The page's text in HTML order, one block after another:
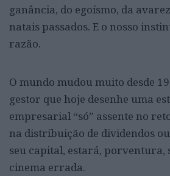
ganância, do egoísmo, da
natais passados. E o nosso
razão.
O mundo mudou muito desde
gestor que hoje desenhe uma
empresarial “só” assente no
na distribuição de dividendos
seu capital, estará, porventura,
cinema errada.